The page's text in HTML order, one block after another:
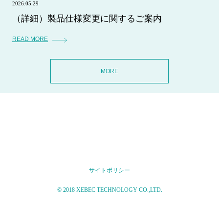
2026.05.29
（詳細）製品仕様変更に関するご案内
READ MORE
MORE
サイトポリシー
© 2018 XEBEC TECHNOLOGY CO.,LTD.